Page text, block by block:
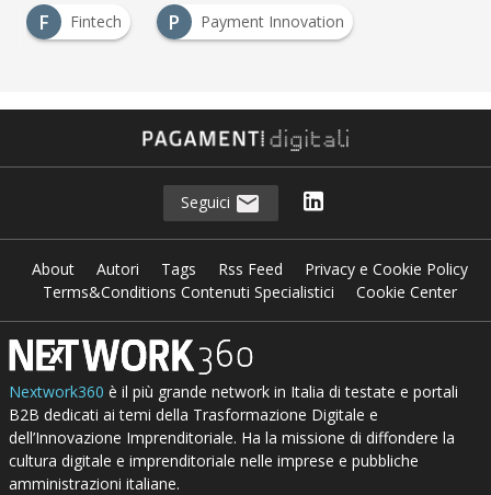
F
Fintech P
Payment Innovation
Seguici
About Autori Tags Rss Feed
Privacy e Cookie Policy
Terms&Conditions Contenuti Specialistici
Cookie Center
Nextwork360 è il più grande network in Italia di testate e portali
B2B dedicati ai temi della Trasformazione Digitale e
dell’Innovazione Imprenditoriale. Ha la missione di diffondere la
cultura digitale e imprenditoriale nelle imprese e pubbliche
amministrazioni italiane.